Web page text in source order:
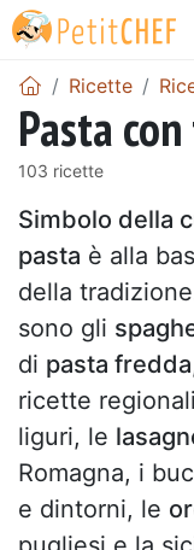
Ricette
Pasta
103 ricette
Simbolo della
pasta è alla
della
sono gli
di pasta fredda
ricette
liguri, le
Romagna, i
e dintorni, le